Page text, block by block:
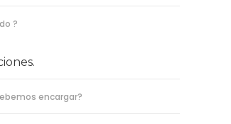
?
encargar?